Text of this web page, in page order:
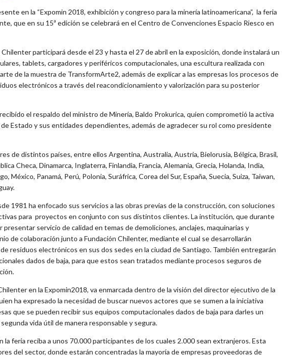
en la “Expomin 2018, exhibición y congreso para la minería latinoamericana”, la feria
que en su 15ª edición se celebrará en el Centro de Convenciones Espacio Riesco en
Chilenter participará desde el 23 y hasta el 27 de abril en la exposición, donde instalará un
tablets, cargadores y periféricos computacionales, una escultura realizada con
de la muestra de TransformArte2, además de explicar a las empresas los procesos de
electrónicos a través del reacondicionamiento y valorización para su posterior
el respaldo del ministro de Minería, Baldo Prokurica, quien comprometió la activa
Estado y sus entidades dependientes, además de agradecer su rol como presidente
de distintos países, entre ellos Argentina, Australia, Austria, Bielorusia, Bélgica, Brasil,
Checa, Dinamarca, Inglaterra, Finlandia, Francia, Alemania, Grecia, Holanda, India,
México, Panamá, Perú, Polonia, Suráfrica, Corea del Sur, España, Suecia, Suiza, Taiwan,
1981 ha enfocado sus servicios a las obras previas de la construcción, con soluciones
para proyectos en conjunto con sus distintos clientes. La institución, que durante
presentar servicio de calidad en temas de demoliciones, anclajes, maquinarias y
de colaboración junto a Fundación Chilenter, mediante el cual se desarrollarán
residuos electrónicos en sus dos sedes en la ciudad de Santiago. También entregarán
dados de baja, para que estos sean tratados mediante procesos seguros de
en la Expomin2018, va enmarcada dentro de la visión del director ejecutivo de la
ha expresado la necesidad de buscar nuevos actores que se sumen a la iniciativa
que se pueden recibir sus equipos computacionales dados de baja para darles un
vida útil de manera responsable y segura.
la feria reciba a unos 70.000 participantes de los cuales 2.000 sean extranjeros. Esta
del sector, donde estarán concentradas la mayoría de empresas proveedoras de